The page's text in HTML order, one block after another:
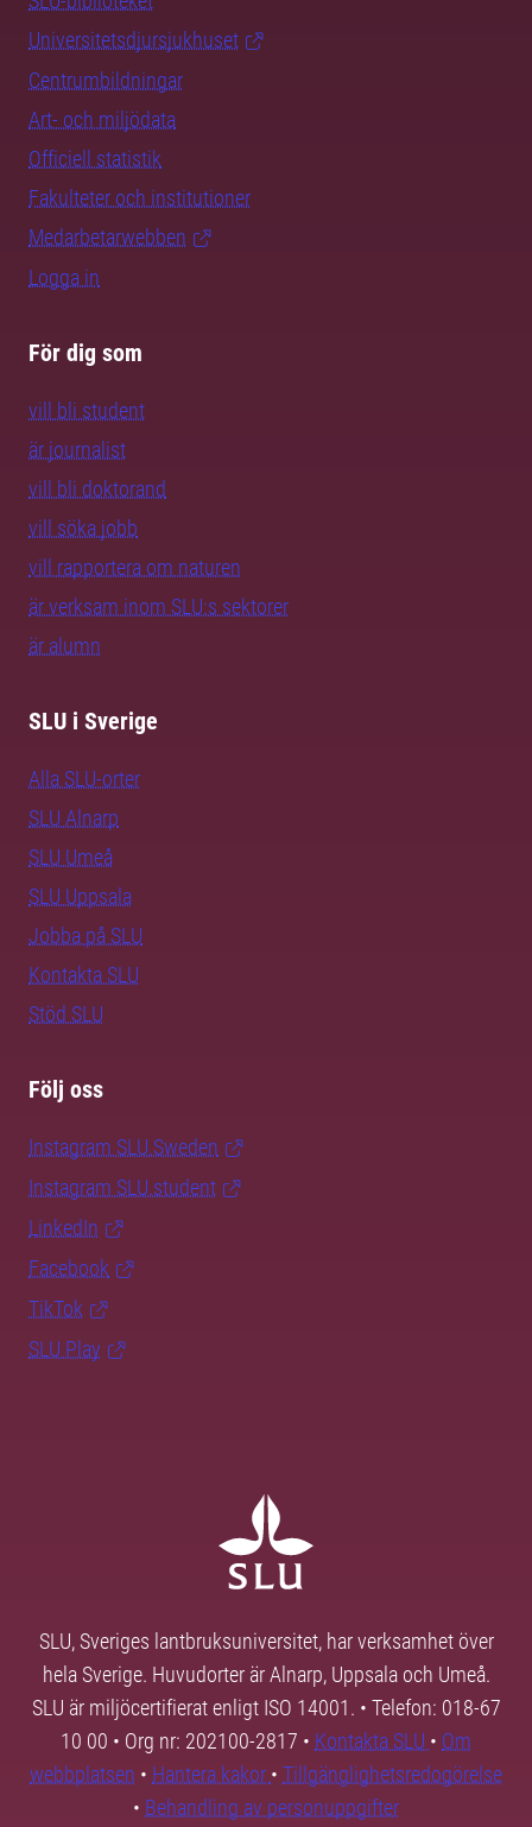
Universitetsdjursjukhuset
Centrumbildningar
Art- och miljödata
Officiell statistik
Fakulteter och institutioner
Medarbetarwebben
Logga in
För dig som
vill bli student
är journalist
vill bli doktorand
vill söka jobb
vill rapportera om naturen
är verksam inom SLU:s sektorer
är alumn
SLU i Sverige
Alla SLU-orter
SLU Alnarp
SLU Umeå
SLU Uppsala
Jobba på SLU
Kontakta SLU
Stöd SLU
Följ oss
Instagram SLU.Sweden
Instagram SLU.student
LinkedIn
Facebook
TikTok
SLU Play
SLU, Sveriges lantbruksuniversitet, har verksamhet över
hela Sverige. Huvudorter är Alnarp, Uppsala och Umeå.
SLU är miljöcertifierat enligt ISO 14001. • Telefon: 018-67
10 00 • Org nr: 202100-2817 • Kontakta SLU • Om
webbplatsen • Hantera kakor • Tillgänglighetsredogörelse
• Behandling av personuppgifter